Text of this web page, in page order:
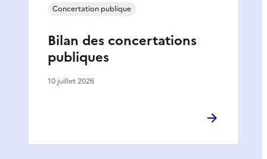
Bilan des concertations
publiques
Concertation publique
10 juillet 2026